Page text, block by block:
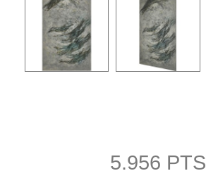
5.956 PTS